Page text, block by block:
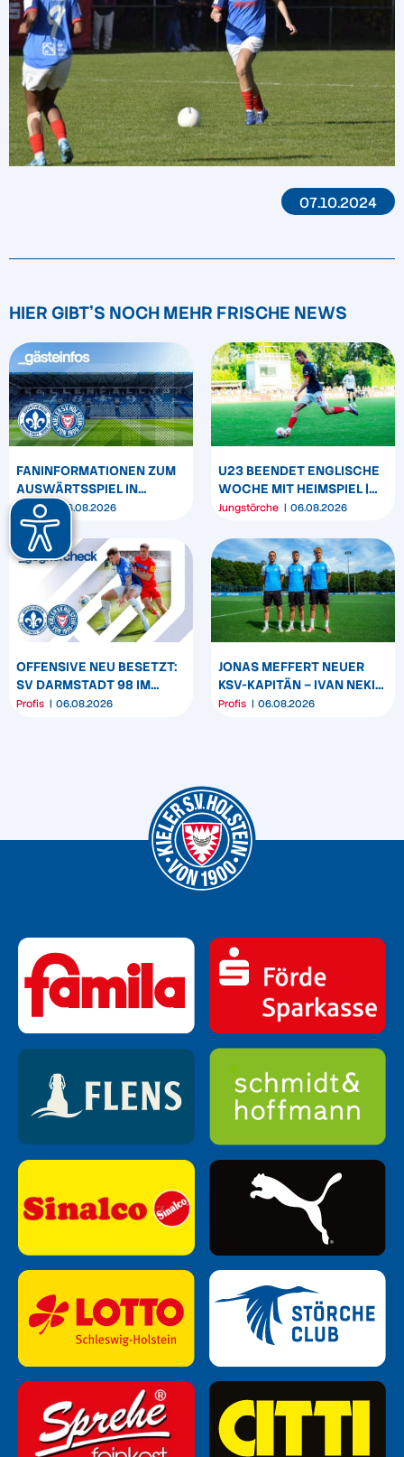
07.10.2024
HIER GIBT'S NOCH MEHR FRISCHE NEWS
FANINFORMATIONEN ZUM
AUSWÄRTSSPIEL IN
DARMSTADT
Verein 06.08.2026
U23 BEENDET ENGLISCHE
WOCHE MIT HEIMSPIEL |
U19 & U17 STARTEN IN DEN
Jungstörche 06.08.2026
OFFENSIVE NEU BESETZT:
SV DARMSTADT 98 IM
GEGNERCHECK
Profis 06.08.2026
JONAS MEFFERT NEUER
KSV-KAPITÄN – IVAN NEKIĆ
UND KASPER DAVIDSEN
Profis 06.08.2026